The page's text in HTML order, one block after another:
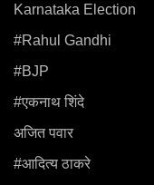
Karnataka Election
#rahul Gandhi
#BJP
#एकनाथ शिंदे
अजित पवार
#आदित्य ठाकरे